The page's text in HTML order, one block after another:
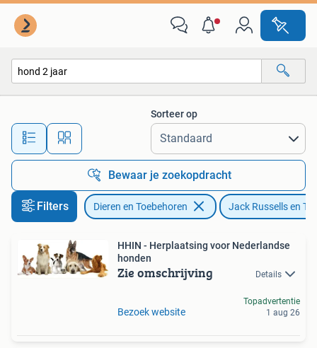
Alle afstanden…
Sorteer op
Bewaar je zoekopdracht
Filters Dieren en Toebehoren Jack Russells en
HHIN - Herplaatsing voor Nederlandse
honden
Zie omschrijving Details
Bezoek website
Topadvertentie
1 aug 26